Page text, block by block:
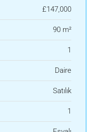
£147,000
90 m²
1
Daire
Satılık
1